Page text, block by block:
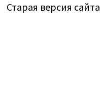
Старая версия сайта